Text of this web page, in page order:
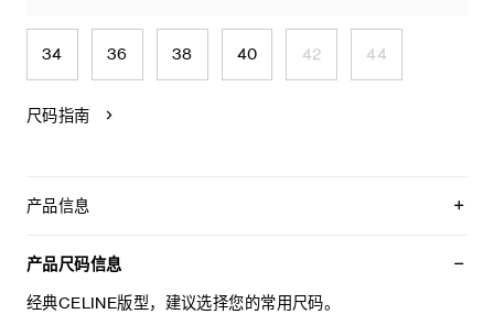
34 36 38 40 42 44
尺码指南
产品信息
衬垫：100%聚酯纤维
宽松版型
产品尺码信息
经典CELINE版型，建议选择您的常用尺码。